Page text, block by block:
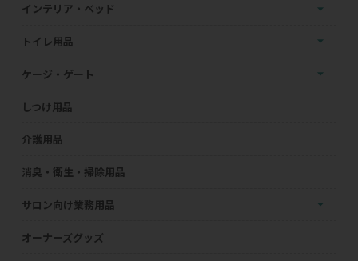
インテリア・ベッド
トイレ用品
ケージ・ゲート
しつけ用品
介護用品
消臭・衛生・掃除用品
サロン向け業務用品
オーナーズグッズ